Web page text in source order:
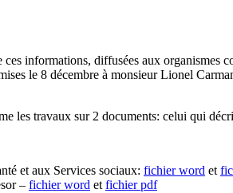
informations, diffusées aux organismes
le 8 décembre à monsieur Lionel
les travaux sur 2 documents: celui qui
et aux Services sociaux: fichier word et
– fichier word etfichier pdf